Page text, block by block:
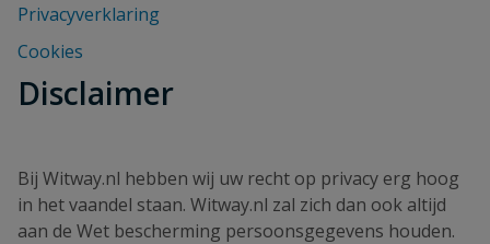
Privacyverklaring
Cookies
Disclaimer
Bij Witway.nl hebben wij uw recht op privacy erg hoog
in het vaandel staan. Witway.nl zal zich dan ook altijd
aan de Wet bescherming persoonsgegevens houden.